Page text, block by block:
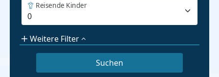
Reisende Kinder
Weitere Filter